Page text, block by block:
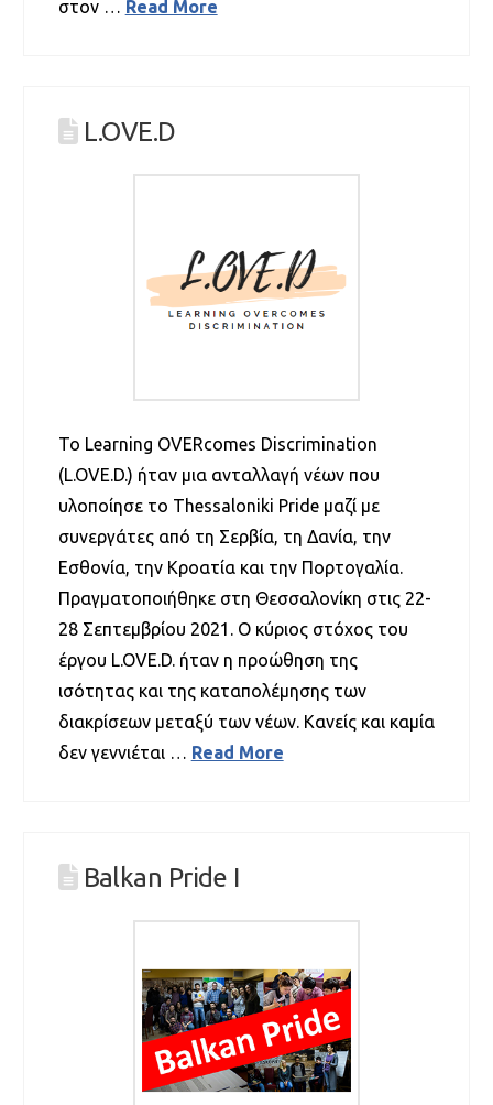
στον … Read More
L.OVE.D
Το Learning OVERcomes Discrimination
(L.OVE.D.) ήταν μια ανταλλαγή νέων που
υλοποίησε το Thessaloniki Pride μαζί με
συνεργάτες από τη Σερβία, τη Δανία, την
Εσθονία, την Κροατία και την Πορτογαλία.
Πραγματοποιήθηκε στη Θεσσαλονίκη στις 22-
28 Σεπτεμβρίου 2021. Ο κύριος στόχος του
έργου L.OVE.D. ήταν η προώθηση της
ισότητας και της καταπολέμησης των
διακρίσεων μεταξύ των νέων. Κανείς και καμία
δεν γεννιέται … Read More
Balkan Pride I